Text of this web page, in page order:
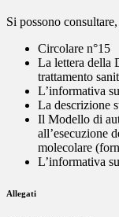
Si possono
Circolare n°15
La lettera della
trattamento
L’informativa
La descrizione
Il Modello di
all’esecuzione
molecolare
L’informativa
Allegati